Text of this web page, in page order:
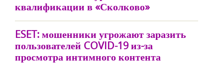
квалификации в «Сколково»
ESET: мошенники угрожают заразить
пользователей COVID-19 из-за
просмотра интимного контента